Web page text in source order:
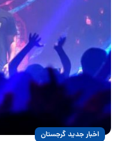
اخبار جدید گرجستان